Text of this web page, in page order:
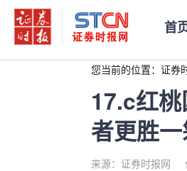
首
您当前的位置： 证券
17.c红
者更胜一
来源：证券时报网